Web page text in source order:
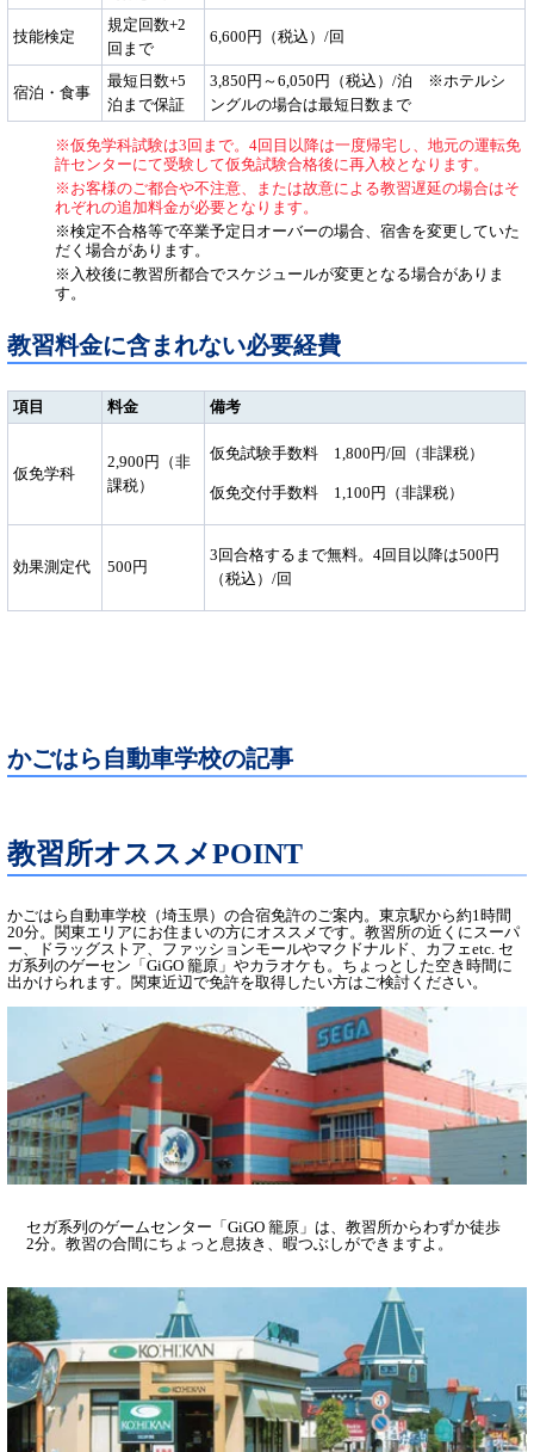
技能検定
規定回数+2
回まで
6,600円（税込）/回
宿泊・食事
最短日数+5
泊まで保証
3,850円～6,050円（税込）/泊 ※ホテルシ
ングルの場合は最短日数まで
※仮免学科試験は3回まで。4回目以降は一度帰宅し、地元の運転免
許センターにて受験して仮免試験合格後に再入校となります。
※お客様のご都合や不注意、または故意による教習遅延の場合はそ
れぞれの追加料金が必要となります。
※検定不合格等で卒業予定日オーバーの場合、宿舎を変更していた
だく場合があります。
※入校後に教習所都合でスケジュールが変更となる場合がありま
す。
教習料金に含まれない必要経費
項目 料金 備考
仮免学科
2,900円（非
課税）
仮免試験手数料 1,800円/回（非課税）
仮免交付手数料 1,100円（非課税）
効果測定代 500円
3回合格するまで無料。4回目以降は500円
（税込）/回
かごはら自動車学校の記事
教習所オススメPOINT
かごはら自動車学校（埼玉県）の合宿免許のご案内。東京駅から約1時間
20分。関東エリアにお住まいの方にオススメです。教習所の近くにスーパ
ー、ドラッグストア、ファッションモールやマクドナルド、カフェetc. セ
ガ系列のゲーセン「GiGO 籠原」やカラオケも。ちょっとした空き時間に
出かけられます。関東近辺で免許を取得したい方はご検討ください。
セガ系列のゲームセンター「GiGO 籠原」は、教習所からわずか徒歩
2分。教習の合間にちょっと息抜き、暇つぶしができますよ。